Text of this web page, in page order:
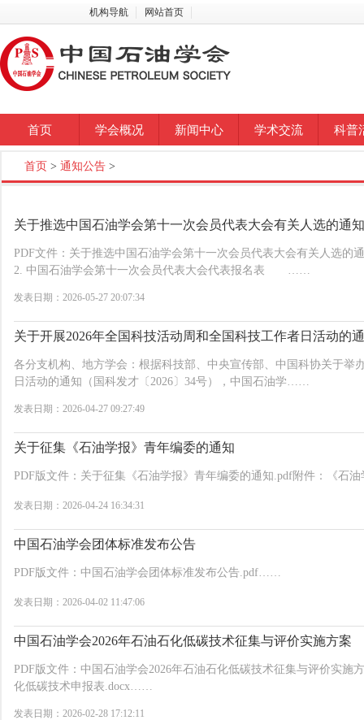
机构导航 网站首页
首页 学会概况 新闻中心 学术交流 科普
首页 > 通知公告 >
关于推选中国石油学会第十一次会员代表大会有关人选的通知
PDF文件：关于推选中国石油学会第十一次会员代表大会有关人
2. 中国石油学会第十一次会员代表大会代表报名表 ……
发表日期：2026-05-27 20:07:34
关于开展2026年全国科技活动周和全国科技工作者日活动的
各分支机构、地方学会：根据科技部、中央宣传部、中国科协关于举
日活动的通知（国科发才〔2026〕34号），中国石油学……
发表日期：2026-04-27 09:27:49
关于征集《石油学报》青年编委的通知
PDF版文件：关于征集《石油学报》青年编委的通知.pdf附件：《石
发表日期：2026-04-24 16:34:31
中国石油学会团体标准发布公告
PDF版文件：中国石油学会团体标准发布公告.pdf……
发表日期：2026-04-02 11:47:06
中国石油学会2026年石油石化低碳技术征集与评价实施方案
PDF版文件：中国石油学会2026年石油石化低碳技术征集与评价实施
化低碳技术申报表.docx……
发表日期：2026-02-28 17:12:11